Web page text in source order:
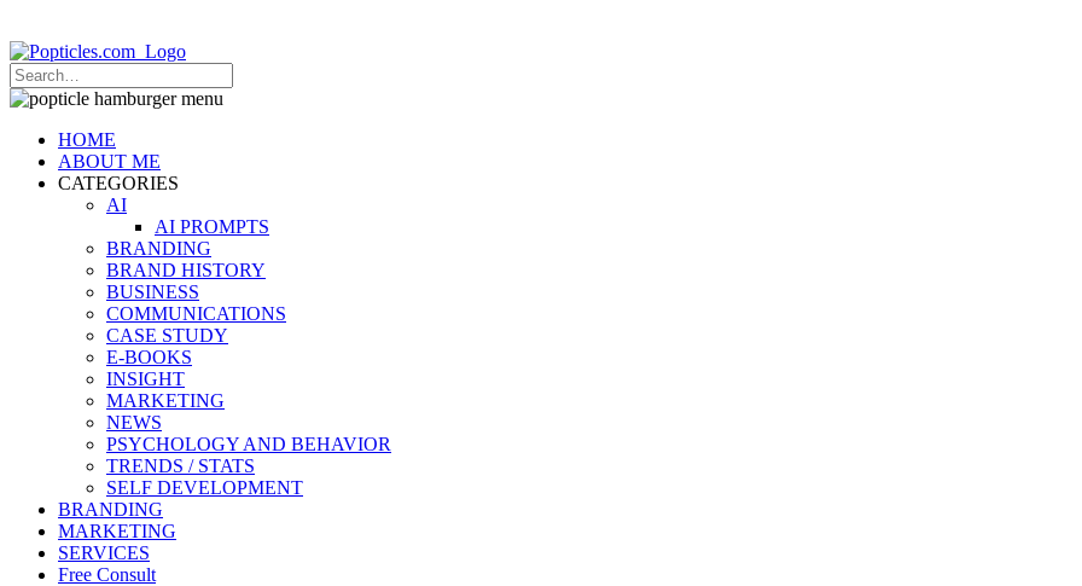
Popticles.com
HOME
ABOUT ME
CATEGORIES
AI
AI PROMPTS
BRANDING
BRAND HISTORY
BUSINESS
COMMUNICATIONS
CASE STUDY
E-BOOKS
INSIGHT
MARKETING
NEWS
PSYCHOLOGY AND BEHAVIOR
TRENDS / STATS
SELF DEVELOPMENT
BRANDING
MARKETING
SERVICES
Free Consult